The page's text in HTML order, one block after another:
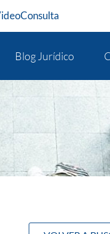
Blog Jurídico